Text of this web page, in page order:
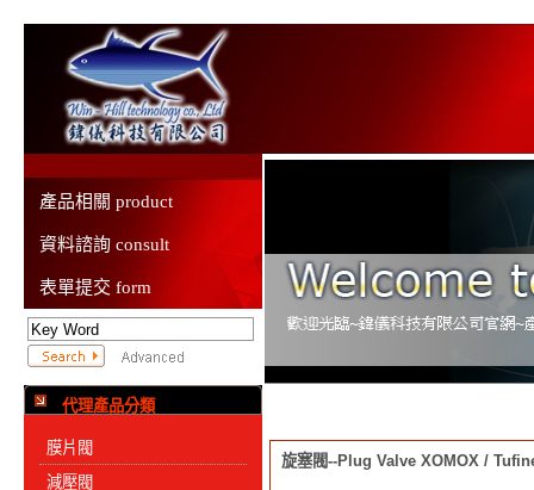
產品相關 product
資料諮詢 consult
表單提交 form
代理產品分類
膜片閥
減壓閥
旋塞閥--Plug Valve XOMOX /